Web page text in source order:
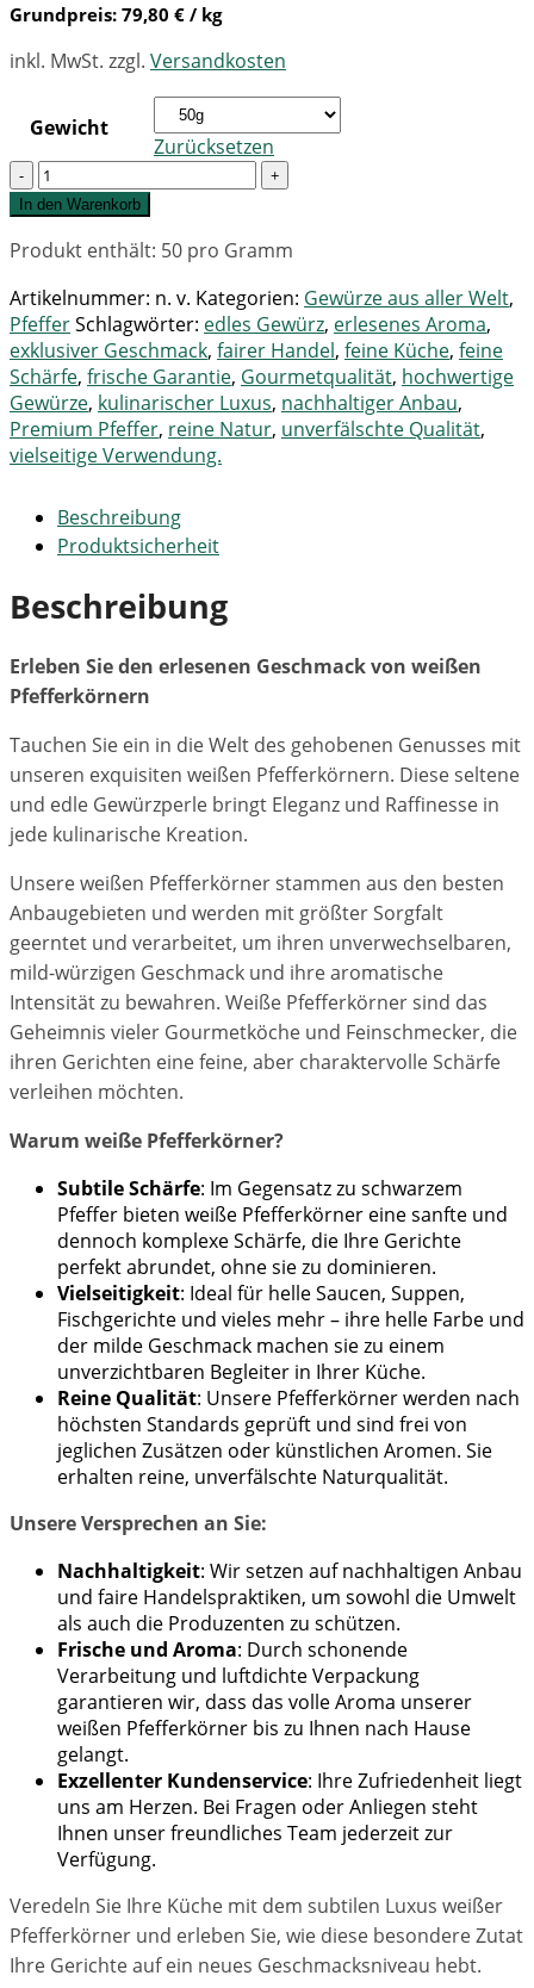
Grundpreis: 79,80 € / kg
inkl. MwSt. zzgl. Versandkosten
Gewicht
Zurücksetzen
Quantity
In den Warenkorb
Produkt enthält: 50 pro Gramm
Artikelnummer: n. v. Kategorien: Gewürze aus aller Welt,
PfefferSchlagwörter: edles Gewürz, erlesenes Aroma,
exklusiver Geschmack, fairer Handel, feine Küche, feine
Schärfe, frische Garantie, Gourmetqualität, hochwertige
Gewürze, kulinarischer Luxus, nachhaltiger Anbau,
Premium Pfeffer, reine Natur, unverfälschte Qualität,
vielseitige Verwendung.
Beschreibung
Produktsicherheit
Beschreibung
Erleben Sie den erlesenen Geschmack von weißen
Pfefferkörnern
Tauchen Sie ein in die Welt des gehobenen Genusses mit
unseren exquisiten weißen Pfefferkörnern. Diese seltene
und edle Gewürzperle bringt Eleganz und Raffinesse in
jede kulinarische Kreation.
Unsere weißen Pfefferkörner stammen aus den besten
Anbaugebieten und werden mit größter Sorgfalt
geerntet und verarbeitet, um ihren unverwechselbaren,
mild-würzigen Geschmack und ihre aromatische
Intensität zu bewahren. Weiße Pfefferkörner sind das
Geheimnis vieler Gourmetköche und Feinschmecker, die
ihren Gerichten eine feine, aber charaktervolle Schärfe
verleihen möchten.
Warum weiße Pfefferkörner?
Subtile Schärfe: Im Gegensatz zu schwarzem
Pfeffer bieten weiße Pfefferkörner eine sanfte und
dennoch komplexe Schärfe, die Ihre Gerichte
perfekt abrundet, ohne sie zu dominieren.
Vielseitigkeit: Ideal für helle Saucen, Suppen,
Fischgerichte und vieles mehr – ihre helle Farbe und
der milde Geschmack machen sie zu einem
unverzichtbaren Begleiter in Ihrer Küche.
Reine Qualität: Unsere Pfefferkörner werden nach
höchsten Standards geprüft und sind frei von
jeglichen Zusätzen oder künstlichen Aromen. Sie
erhalten reine, unverfälschte Naturqualität.
Unsere Versprechen an Sie:
Nachhaltigkeit: Wir setzen auf nachhaltigen Anbau
und faire Handelspraktiken, um sowohl die Umwelt
als auch die Produzenten zu schützen.
Frische und Aroma: Durch schonende
Verarbeitung und luftdichte Verpackung
garantieren wir, dass das volle Aroma unserer
weißen Pfefferkörner bis zu Ihnen nach Hause
gelangt.
Exzellenter Kundenservice: Ihre Zufriedenheit liegt
uns am Herzen. Bei Fragen oder Anliegen steht
Ihnen unser freundliches Team jederzeit zur
Verfügung.
Veredeln Sie Ihre Küche mit dem subtilen Luxus weißer
Pfefferkörner und erleben Sie, wie diese besondere Zutat
Ihre Gerichte auf ein neues Geschmacksniveau hebt.